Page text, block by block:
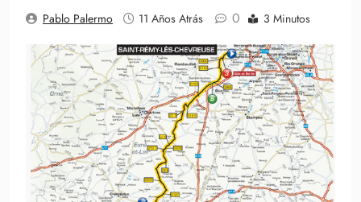
Pablo Palermo 11 Años Atrás 0 3 Minutos